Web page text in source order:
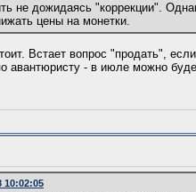
не дожидаясь "коррекции".
цены на монетки.
Встает вопрос "продать",
авантюриcту - в июле можно
10:02:05